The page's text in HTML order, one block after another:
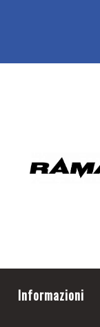
Informazioni